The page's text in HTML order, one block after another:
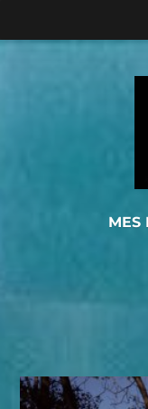
MES